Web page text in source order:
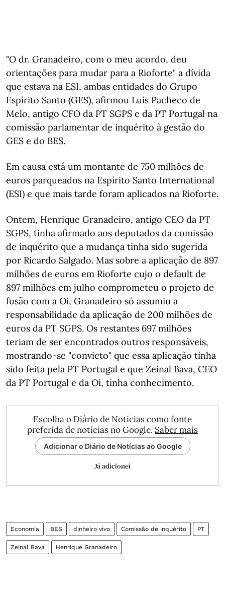
"O dr. Granadeiro, com o meu acordo, deu
orientações para mudar para a Rioforte" a dívida
que estava na ESI, ambas entidades do Grupo
Espírito Santo (GES), afirmou Luís Pacheco de
Melo, antigo CFO da PT SGPS e da PT Portugal na
comissão parlamentar de inquérito à gestão do
GES e do BES.
Em causa está um montante de 750 milhões de
euros parqueados na Espírito Santo International
(ESI) e que mais tarde foram aplicados na Rioforte.
Ontem, Henrique Granadeiro, antigo CEO da PT
SGPS, tinha afirmado aos deputados da comissão
de inquérito que a mudança tinha sido sugerida
por Ricardo Salgado. Mas sobre a aplicação de 897
milhões de euros em Rioforte cujo o default de
897 milhões em julho comprometeu o projeto de
fusão com a Oi, Granadeiro só assumiu a
responsabilidade da aplicação de 200 milhões de
euros da PT SGPS. Os restantes 697 milhões
teriam de ser encontrados outros responsáveis,
mostrando-se "convicto" que essa aplicação tinha
sido feita pela PT Portugal e que Zeinal Bava, CEO
da PT Portugal e da Oi, tinha conhecimento.
Escolha o Diário de Notícias como fonte
preferida de notícias no Google. Saber mais
Adicionar o Diário de Notícias ao Google
Já adicionei
Economia BES dinheiro vivo Comissão de inquérito PT
Zeinal Bava Henrique Granadeiro